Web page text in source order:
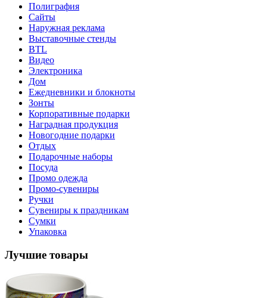
Полиграфия
Сайты
Наружная реклама
Выставочные стенды
BTL
Видео
Электроника
Дом
Ежедневники и блокноты
Зонты
Корпоративные подарки
Наградная продукция
Новогодние подарки
Отдых
Подарочные наборы
Посуда
Промо одежда
Промо-сувениры
Ручки
Сувениры к праздникам
Сумки
Упаковка
Лучшие товары